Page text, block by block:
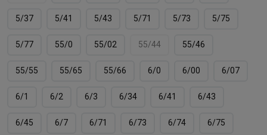
5/37 5/41 5/43 5/71 5/73 5/75
5/77 55/0 55/02 55/44 55/46
55/55 55/65 55/66 6/0 6/00 6/07
6/1 6/2 6/3 6/34 6/41 6/43
6/45 6/7 6/71 6/73 6/74 6/75